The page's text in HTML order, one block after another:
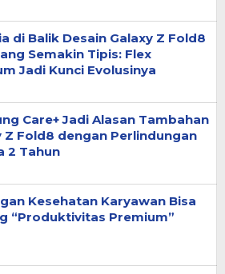
di Balik Desain Galaxy Z Fold8
Semakin Tipis: Flex
Jadi Kunci Evolusinya
Care+ Jadi Alasan Tambahan
Z Fold8 dengan Perlindungan
2 Tahun
Kesehatan Karyawan Bisa
“Produktivitas Premium”